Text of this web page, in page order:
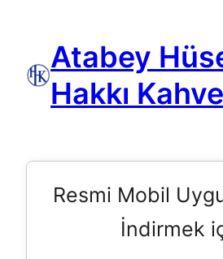
Atabey
Hakkı
Resmi Mobil
İndirmek